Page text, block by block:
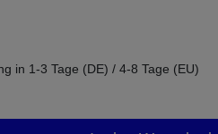
in 1-3 Tage (DE) / 4-8 Tage (EU)